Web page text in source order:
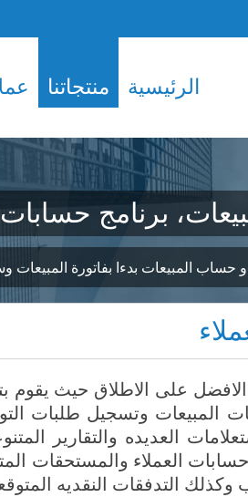
الرئيسية منتجاتنا
برنامج حسابات
حساب المبيعات بدءا بفاتورة
على الاطلاق حيث يقوم
المبيعات وتسجيل طلبات
العديده والتقارير
العملاء والمستحقات
التدفقات النقديه